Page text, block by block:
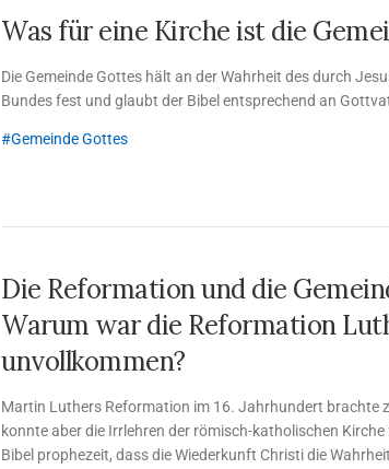
Was für eine Kirche ist die
Die Gemeinde Gottes hält an der Wahrheit des durch
Bundes fest und glaubt der Bibel entsprechend an
Gemeinde Gottes
Die Reformation und die
Warum war die Reformation
unvollkommen?
Martin Luthers Reformation im 16. Jahrhundert brachte
konnte aber die Irrlehren der römisch-katholischen
Bibel prophezeit, dass die Wiederkunft Christi die